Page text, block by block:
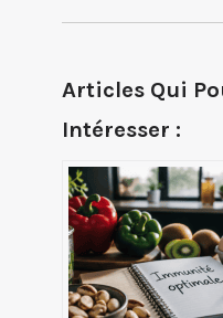
Articles Qui
Intéresser :